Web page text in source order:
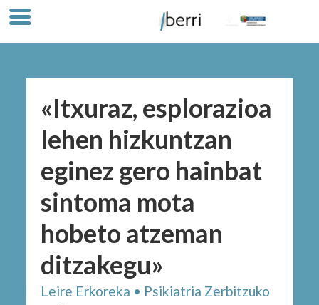
«Itxuraz, esplorazioa
lehen hizkuntzan
eginez gero hainbat
sintoma mota
hobeto atzeman
ditzakegu»
Leire Erkoreka • Psikiatria Zerbitzuko